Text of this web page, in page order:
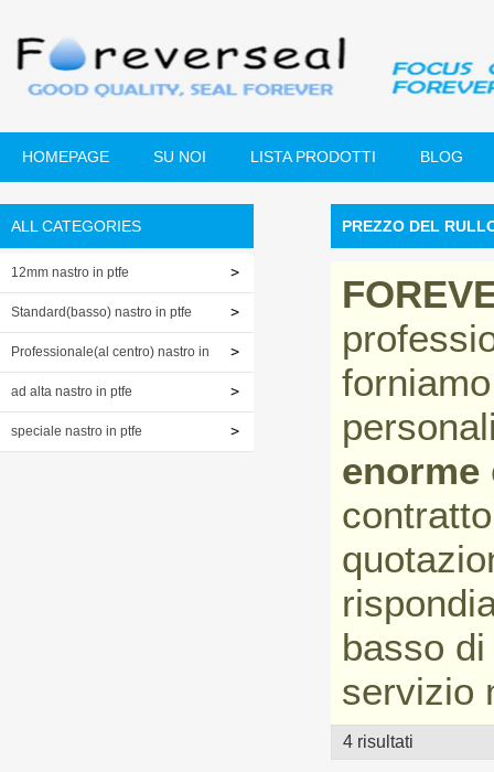
HOMEPAGE SU NOI LISTA PRODOTTI BLOG
ALL CATEGORIES
12mm nastro in ptfe
Standard(basso) nastro in ptfe
Professionale(al centro) nastro in
ptfe
ad alta nastro in ptfe
speciale nastro in ptfe
PREZZO DEL
enorme
basso
servizio
4 risultati